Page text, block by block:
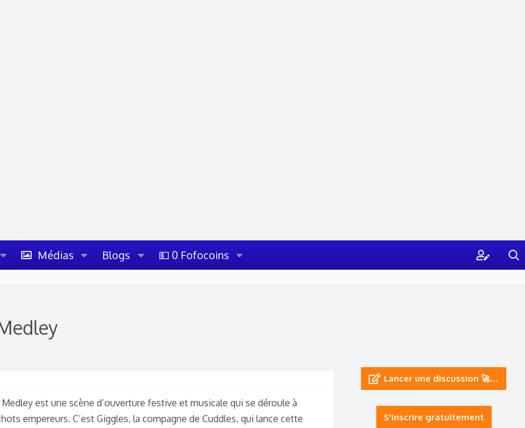
Médias Blogs 💵 0 Fofocoins
est une scène d’ouverture festive et musicale qui se déroule à
empereurs. C’est Giggles, la compagne de Cuddles, qui lance cette
Lancer une discussion 🚀…
S'inscrire gratuitement